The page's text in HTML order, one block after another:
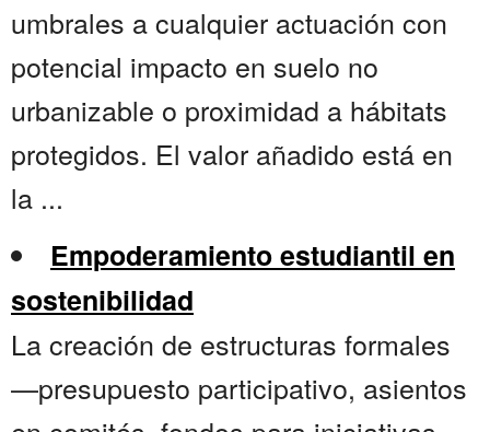
umbrales a cualquier actuación con
potencial impacto en suelo no
urbanizable o proximidad a hábitats
protegidos. El valor añadido está en
la ...
Empoderamiento estudiantil en
sostenibilidad
La creación de estructuras formales
—presupuesto participativo, asientos